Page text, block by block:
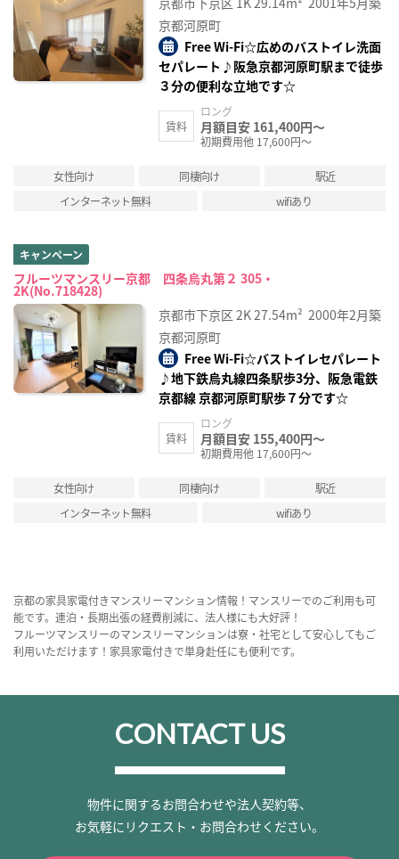
京都河原町
Free Wi-Fi☆広めのバストイレ洗面
セパレート♪阪急京都河原町駅まで徒歩
３分の便利な立地です☆
賃料
ロング
月額目安 161,400円～
初期費用他 17,600円～
女性向け 同棲向け
駅近
インターネット無料
wifiあり
キャンペーン
フルーツマンスリー京都 四条烏丸第２ 305・
2K(No.718428)
京都市下京区 2K27.54m² 2000年2月築
京都河原町
Free Wi-Fi☆バストイレセパレート
♪地下鉄烏丸線四条駅歩3分、阪急電鉄
京都線 京都河原町駅歩７分です☆
賃料
ロング
月額目安 155,400円～
初期費用他 17,600円～
女性向け 同棲向け
駅近
インターネット無料
wifiあり
京都の家具家電付きマンスリーマンション情報！マンスリーでのご利用も可
能です。連泊・長期出張の経費削減に、法人様にも大好評！
フルーツマンスリーのマンスリーマンションは寮・社宅として安心してもご
利用いただけます！家具家電付きで単身赴任にも便利です。
CONTACT US
物件に関するお問合わせや法人契約等、
お気軽にリクエスト・お問合わせください。